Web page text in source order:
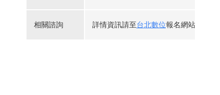
相關諮詢 詳情資訊請至台北數位報名網站查看